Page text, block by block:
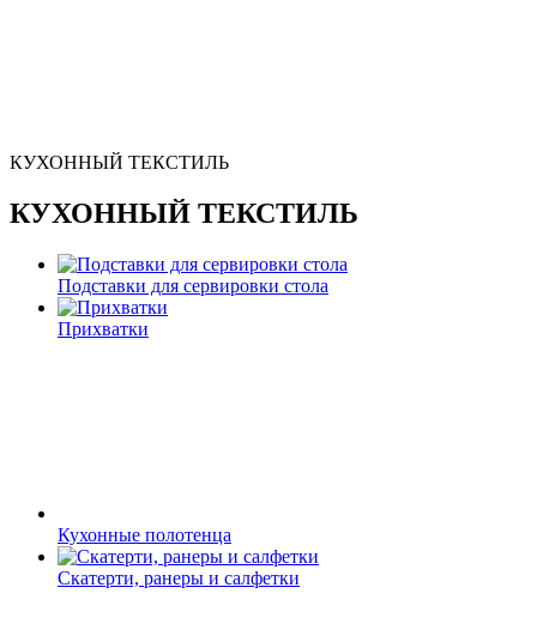
КУХОННЫЙ ТЕКСТИЛЬ
КУХОННЫЙ ТЕКСТИЛЬ
Подставки для сервировки стола
Прихватки
Кухонные полотенца
Скатерти, ранеры и салфетки